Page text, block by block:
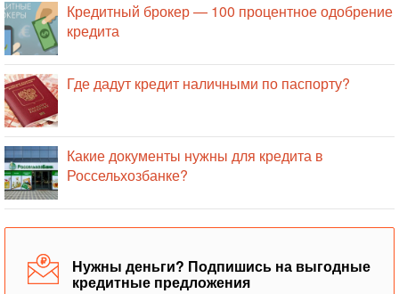
Кредитный брокер — 100 процентное одобрение
кредита
Где дадут кредит наличными по паспорту?
Какие документы нужны для кредита в
Россельхозбанке?
Нужны деньги? Подпишись на выгодные
кредитные предложения